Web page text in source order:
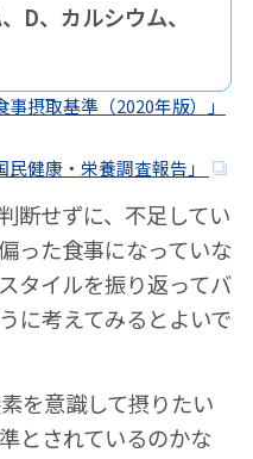
D、カルシウム、
摂取基準（2020年版）」
健康・栄養調査報告」
断せずに、不足してい
った食事になっていな
タイルを振り返ってバ
に考えてみるとよいで
を意識して摂りたい
とされているのかな